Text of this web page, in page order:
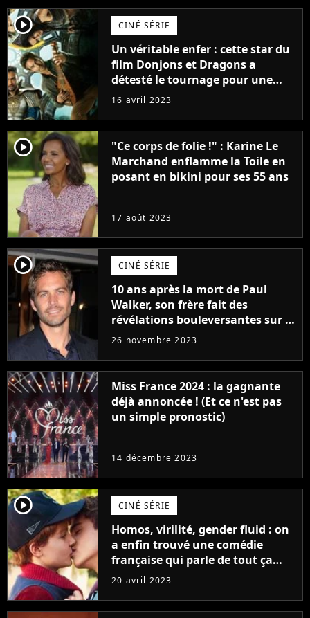
player2 CINÉ SÉRIE
Un véritable enfer : cette star du
film Donjons et Dragons a
détesté le tournage pour une
raison très spéciale
16 avril 2023
player2
"Ce corps de folie !" : Karine Le
Marchand enflamme la Toile en
posant en bikini pour ses 55 ans
17 août 2023
player2 CINÉ SÉRIE
10 ans après la mort de Paul
Walker, son frère fait des
révélations bouleversantes sur la
réaction des acteurs de Fast and
26 novembre 2023
Miss France 2024 : la gagnante
déjà annoncée ! (Et ce n'est pas
un simple pronostic)
14 décembre 2023
player2 CINÉ SÉRIE
Homos, virilité, gender fluid : on
a enfin trouvé une comédie
française qui parle de tout ça
sans être super ringarde
20 avril 2023